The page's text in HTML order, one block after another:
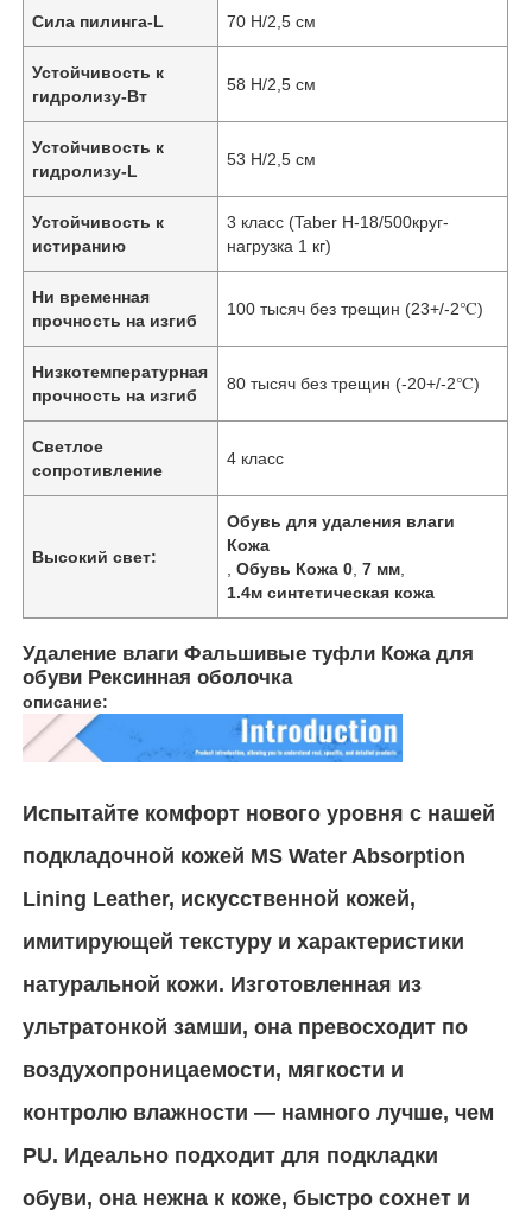
Домой
Продукты
Видеозаписи
О нас
Экскурсия по заводу
Контроль качества
Новости
Случаи
Материал PVC кожаный
Силиконовая кожа
микро- кожа волокна
Материал из PU кожи
Сила пилинга-L 70 Н/2,5 см
Устойчивость к
гидролизу-Вт
58 Н/2,5 см
Устойчивость к
гидролизу-L
53 Н/2,5 см
Устойчивость к
истиранию
3 класс (Taber H-18/500круг-
нагрузка 1 кг)
Ни временная
прочность на изгиб
100 тысяч без трещин (23+/-2℃)
Низкотемпературная
прочность на изгиб
80 тысяч без трещин (-20+/-2℃)
Светлое
сопротивление
4 класс
Высокий свет:
Обувь для удаления влаги
Кожа
,Обувь Кожа 0 ,7 мм
1.4м синтетическая кожа
Удаление влаги Фальшивые туфли Кожа для
обуви Рексинная оболочка
описание:
Испытайте комфорт нового уровня с нашей
подкладочной кожей MS Water Absorption
Lining Leather, искусственной кожей,
имитирующей текстуру и характеристики
натуральной кожи. Изготовленная из
ультратонкой замши, она превосходит по
воздухопроницаемости, мягкости и
контролю влажности — намного лучше, чем
PU. Идеально подходит для подкладки
обуви, она нежна к коже, быстро сохнет и